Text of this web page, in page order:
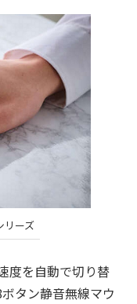
リーズ
度を自動で切り替
タン静音無線マウ